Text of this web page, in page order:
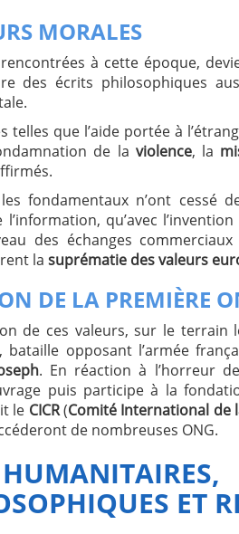
MORALES
à cette époque,
des écrits philosophiques
telles que l’aide portée à
de la violence, la
fondamentaux n’ont cessé
qu’avec
des échanges
la suprématie des valeurs
DE LA PREMIÈRE
de ces valeurs, sur le terrain
bataille opposant l’armée
. En réaction à l’horreur
puis participe à la
le CICR(Comité International de
de nombreuses ONG.
ET